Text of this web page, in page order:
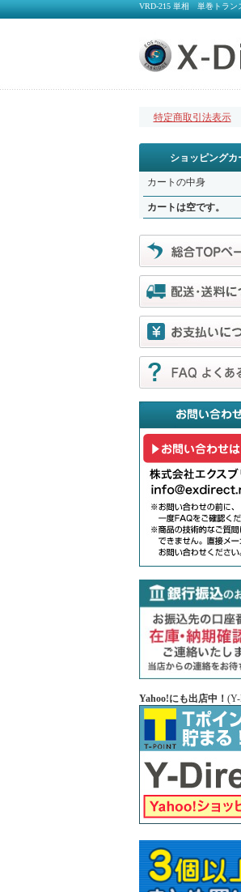
VRD-215 単相 単巻トラン
特定商取引法表示
ショッピングカ
カートの中身
カートは空です。
Yahoo!にも出店中！